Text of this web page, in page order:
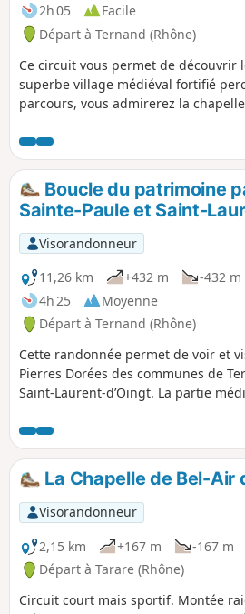
2h 05
Facile
Départ à Ternand (Rhône)
Ce circuit vous permet de découvrir
superbe village médiéval fortifié
parcours, vous admirerez la
nénuphars. Ce circuit peut
Boucle du patrimoine par Ternand,
Laurent d'Oingt. Partir du Vieux
visiter tranquillement après la
rocheux, vous pourrez le repérer au
d'autres randonnées aux alentours.
Boucle du patrimoine
Sainte-Paule et Saint-
Visorandonneur
11,26 km
+432 m
-432 m
4h 25
Moyenne
Départ à Ternand (Rhône)
Cette randonnée permet de voir et
Pierres Dorées des communes de
Saint-Laurent-d’Oingt. La partie
La Chapelle de Bel-Air
Visorandonneur
2,15 km
+167 m -167 m
Départ à Tarare (Rhône)
Circuit court mais sportif. Montée